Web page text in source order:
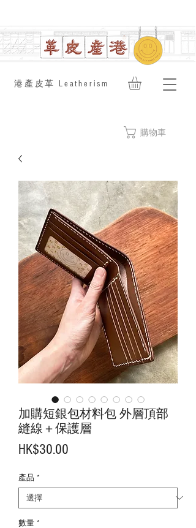
​港產皮革 Leatherism
購物車
加購短銀包材料包 外層頂部
縫線＋保護層
HK$30.00
產品 *
數量 *